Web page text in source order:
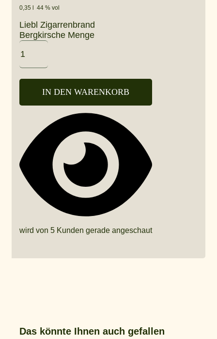
0,35 l
44 % vol
Liebl Zigarrenbrand
Bergkirsche Menge
IN DEN WARENKORB
wird von 5 Kunden gerade angeschaut
Das könnte Ihnen auch gefallen